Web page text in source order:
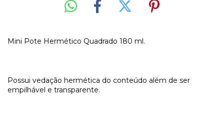
Mini Pote Hermético Quadrado 180 ml.
Possui vedação hermética do conteúdo além de ser
empilhável e transparente.